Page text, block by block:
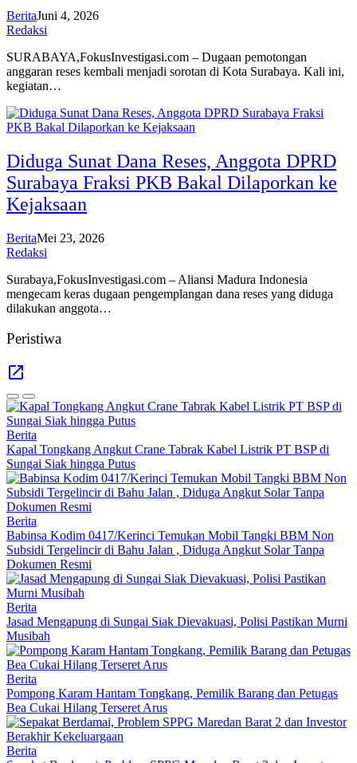
BeritaJuni 4, 2026
Redaksi
SURABAYA,FokusInvestigasi.com – Dugaan pemotongan
anggaran reses kembali menjadi sorotan di Kota Surabaya. Kali ini,
kegiatan…
Diduga Sunat Dana Reses, Anggota DPRD
Surabaya Fraksi PKB Bakal Dilaporkan ke
Kejaksaan
BeritaMei 23, 2026
Redaksi
Surabaya,FokusInvestigasi.com – Aliansi Madura Indonesia
mengecam keras dugaan pengemplangan dana reses yang diduga
dilakukan anggota…
Peristiwa
Berita
Kapal Tongkang Angkut Crane Tabrak Kabel Listrik PT BSP di
Sungai Siak hingga Putus
Berita
Babinsa Kodim 0417/Kerinci Temukan Mobil Tangki BBM Non
Subsidi Tergelincir di Bahu Jalan , Diduga Angkut Solar Tanpa
Dokumen Resmi
Berita
Jasad Mengapung di Sungai Siak Dievakuasi, Polisi Pastikan Murni
Musibah
Berita
Pompong Karam Hantam Tongkang, Pemilik Barang dan Petugas
Bea Cukai Hilang Terseret Arus
Berita